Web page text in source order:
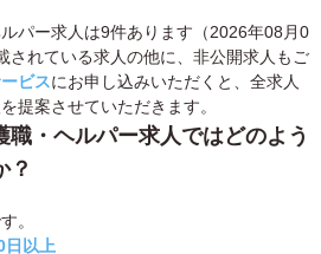
パー求人は9件あります（2026年08月0
されている求人の他に、非公開求人もご
ビスにお申し込みいただくと、全求人
提案させていただきます。
職・ヘルパー求人ではどのよう
？
。
日以上